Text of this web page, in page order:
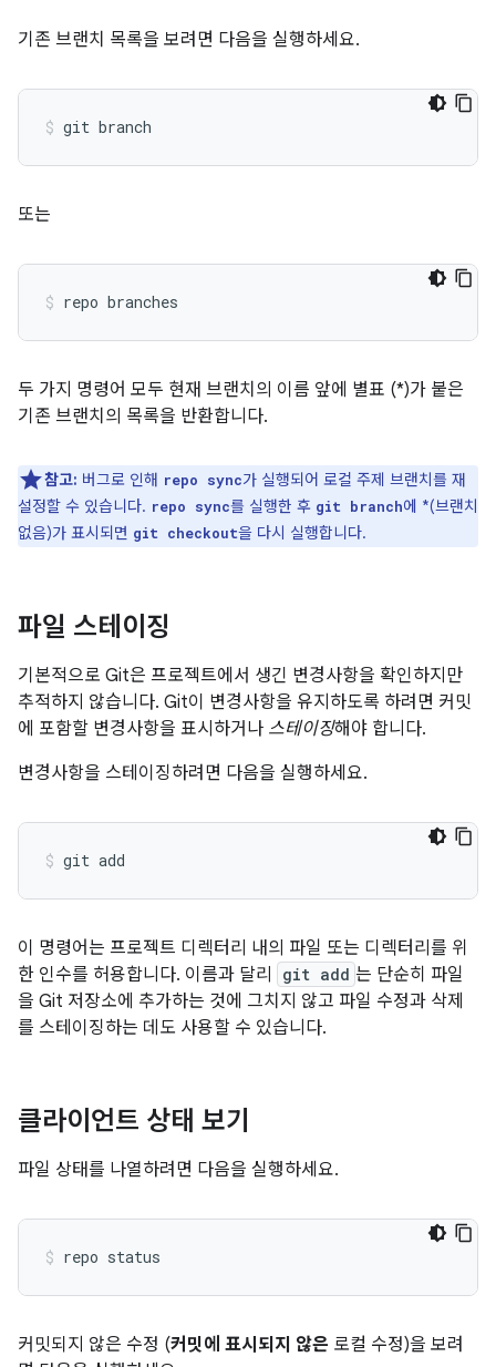
기존 브랜치 목록을 보려면 다음을 실행하세요.
또는
두 가지 명령어 모두 현재 브랜치의 이름 앞에 별표 (*)가 붙은
기존 브랜치의 목록을 반환합니다.
참고: 버그로 인해 repo sync가 실행되어 로컬 주제 브랜치를 재
설정할 수 있습니다. repo sync를 실행한 후 git branch에 *(브랜치
없음)가 표시되면 git checkout을 다시 실행합니다.
파일 스테이징
기본적으로 Git은 프로젝트에서 생긴 변경사항을 확인하지만
추적하지 않습니다. Git이 변경사항을 유지하도록 하려면 커밋
에 포함할 변경사항을 표시하거나 스테이징해야 합니다.
변경사항을 스테이징하려면 다음을 실행하세요.
이 명령어는 프로젝트 디렉터리 내의 파일 또는 디렉터리를 위
한 인수를 허용합니다. 이름과 달리
git add 는 단순히 파일
을 Git 저장소에 추가하는 것에 그치지 않고 파일 수정과 삭제
를 스테이징하는 데도 사용할 수 있습니다.
클라이언트 상태 보기
파일 상태를 나열하려면 다음을 실행하세요.
커밋되지 않은 수정 (커밋에 표시되지 않은 로컬 수정)을 보려